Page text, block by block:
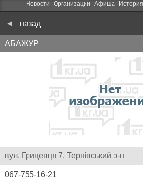
Новости Организации Афиша История
назад
АБАЖУР
вул. Грицевця 7, Тернівський р-н
067-755-16-21